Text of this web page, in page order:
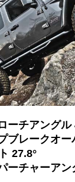
ーチアングル
ブレークオー
27.8°
ーチャーアン